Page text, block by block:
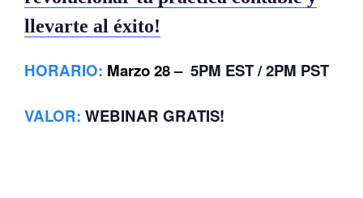
llevarte al éxito!
HORARIO: Marzo 28– 5PM EST / 2PM PST
VALOR: WEBINAR GRATIS!